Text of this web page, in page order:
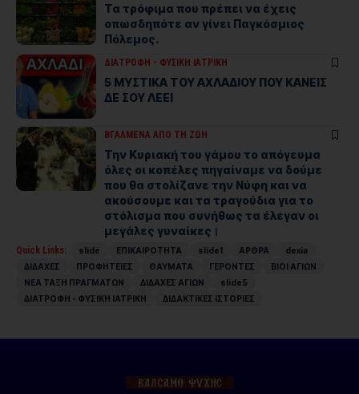
Τα τρόφιμα που πρέπει να έχεις
οπωσδηπότε αν γίνει Παγκόσμιος
Πόλεμος.
ΔΙΑΤΡΟΦΗ - ΦΥΣΙΚΗ ΙΑΤΡΙΚΗ
5 ΜΥΣΤΙΚΑ ΤΟΥ ΑΧΛΑΔΙΟΥ ΠΟΥ ΚΑΝΕΙΣ
ΔΕ ΣΟΥ ΛΕΕΙ
ΒΓΑΛΜΕΝΑ ΑΠΟ ΤΗ ΖΩΗ
Την Κυριακή του γάμου το απόγευμα
όλες οι κοπέλες πηγαίναμε να δούμε
που θα στολίζανε την Νύφη και να
ακούσουμε και τα τραγούδια για το
στόλισμα που συνήθως τα έλεγαν οι
μεγάλες γυναίκες।
Quick Links: slide ΕΠΙΚΑΙΡΟΤΗΤΑ slide1 ΑΡΘΡΑ
dexia
ΔΙΔΑΧΕΣ
ΠΡΟΦΗΤΕΙΕΣ ΘΑΥΜΑΤΑ ΓΕΡΟΝΤΕΣ
ΒΙΟΙ ΑΓΙΩΝ
ΝΕΑ ΤΑΞΗ ΠΡΑΓΜΑΤΩΝ
ΔΙΔΑΧΕΣ ΑΓΙΩΝ
slide5
ΔΙΑΤΡΟΦΗ - ΦΥΣΙΚΗ ΙΑΤΡΙΚΗ
ΔΙΔΑΚΤΙΚΕΣ ΙΣΤΟΡΙΕΣ